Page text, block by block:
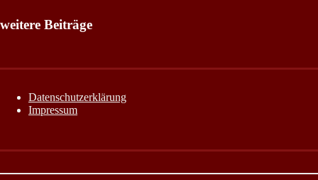
weitere Beiträge
Datenschutzerklärung
Impressum